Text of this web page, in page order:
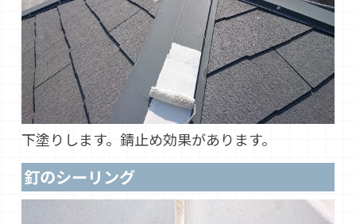
下塗りします。錆止め効果があります。
釘のシーリング